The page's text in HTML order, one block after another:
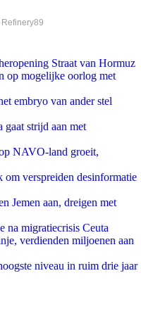
Straat van Hormuz
op mogelijke oorlog met
embryo van ander stel
strijd aan met
NAVO-land groeit,
verspreiden desinformatie
Jemen aan, dreigen met
na migratiecrisis Ceuta
verdienden miljoenen aan
niveau in ruim drie jaar